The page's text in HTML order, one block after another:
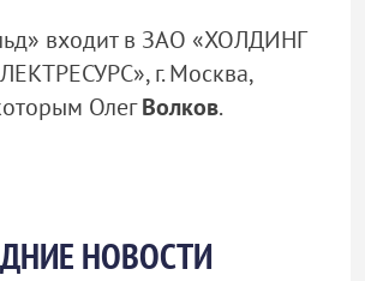
входит в ЗАО «ХОЛДИНГ
г. Москва,
ОлегВолков.
НОВОСТИ